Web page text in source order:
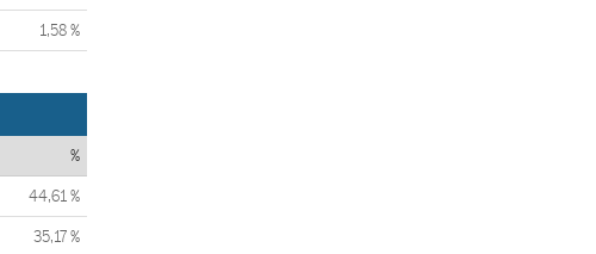
1,58 %
%
44,61 %
35,17 %